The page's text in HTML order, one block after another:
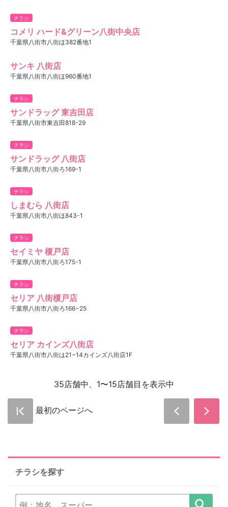
チラシ
コメリ ハード&グリーン八街中央店
千葉県八街市八街ほ382番地1
サンキ 八街店
千葉県八街市八街ほ960番地1
チラシ
サンドラッグ 東吉田店
千葉県八街市東吉田818-29
チラシ
サンドラッグ 八街店
千葉県八街市八街ろ169-1
チラシ
しまむら 八街店
千葉県八街市八街ほ843-1
チラシ
セイミヤ 榎戸店
千葉県八街市八街ろ175-1
チラシ
セリア 八街榎戸店
千葉県八街市八街ろ166−25
チラシ
セリア カインズ八街店
千葉県八街市八街は21−14カインズ八街店1F
35店舗中、1〜15店舗目を表示中
最初のページへ
チラシを探す